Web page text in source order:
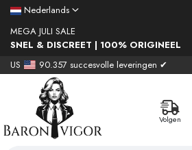
Nederlands
MEGA JULI SALE
SNEL & DISCREET | 100% ORIGINEEL
US
90.357 succesvolle leveringen ✔
Volgen